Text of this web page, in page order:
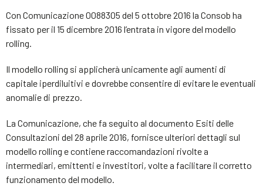
Con Comunicazione 0088305 del 5 ottobre 2016 la Consob ha
fissato per il 15 dicembre 2016 l’entrata in vigore del modello
rolling.
Il modello rolling si applicherà unicamente agli aumenti di
capitale iperdiluitivi e dovrebbe consentire di evitare le eventuali
anomalie di prezzo.
La Comunicazione, che fa seguito al documento Esiti delle
Consultazioni del 28 aprile 2016, fornisce ulteriori dettagli sul
modello rolling e contiene raccomandazioni rivolte a
intermediari, emittenti e investitori, volte a facilitare il corretto
funzionamento del modello.